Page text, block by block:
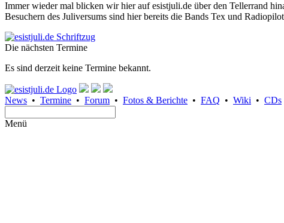
Immer wieder mal blicken wir hier auf esistjuli.de über den Tellerrand
Besuchern des Juliversums sind hier bereits die Bands Tex und
Die nächsten Termine
Es sind derzeit keine Termine bekannt.
News • Termine • Forum • Fotos & Berichte • FAQ • Wiki • CDs
Menü